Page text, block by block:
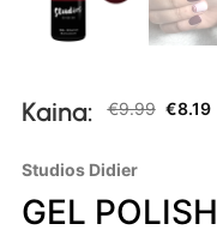
Kaina: €9.99 €8.19
Studios Didier
GEL POLISH